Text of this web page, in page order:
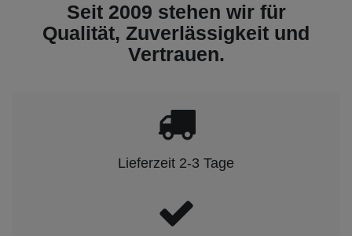
Seit 2009 stehen wir für
Qualität, Zuverlässigkeit und
Vertrauen.
Lieferzeit 2-3 Tage